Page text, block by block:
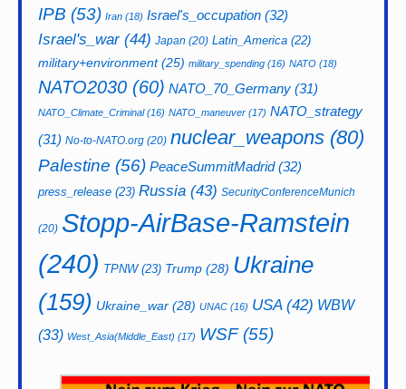
IPB (53) Iran (18) Israel's_occupation (32)
Israel's_war(44) Japan (20) Latin_America (22)
military+environment(25) military_spending (16) NATO (18)
NATO2030 (60) NATO_70_Germany (31)
NATO_Climate_Criminal(16) NATO_maneuver (17) NATO_strategy
(31) No-to-NATO.org (20) nuclear_weapons (80)
Palestine (56) PeaceSummitMadrid(32)
press_release (23) Russia (43) SecurityConferenceMunich
(20) Stopp-AirBase-Ramstein
(240) TPNW(23) Trump (28) Ukraine
(159) Ukraine_war (28) UNAC (16) USA(42) WBW
(33) West_Asia(Middle_East) (17) WSF(55)